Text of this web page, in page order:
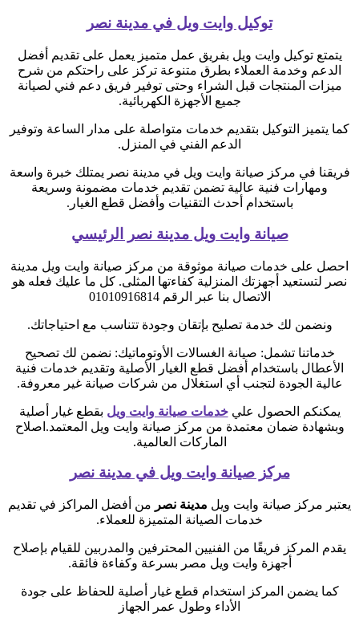
توكيل وايت ويل في مدينة نصر
يتمتع توكيل وايت ويل بفريق عمل متميز يعمل على تقديم أفضل
الدعم وخدمة العملاء بطرق متنوعة تركز على راحتكم من شرح
ميزات المنتجات قبل الشراء وحتى توفير فريق دعم فني لصيانة
جميع الأجهزة الكهربائية.
كما يتميز التوكيل بتقديم خدمات متواصلة على مدار الساعة وتوفير
الدعم الفني في المنزل.
فريقنا في مركز صيانة وايت ويل في مدينة نصر يمتلك خبرة واسعة
ومهارات فنية عالية تضمن تقديم خدمات مضمونة وسريعة
باستخدام أحدث التقنيات وأفضل قطع الغيار.
صيانة وايت ويل مدينة نصر الرئيسي
احصل على خدمات صيانة موثوقة من مركز صيانة وايت ويل مدينة
نصر لتستعيد أجهزتك المنزلية كفاءتها المثلى. كل ما عليك فعله هو
الاتصال بنا عبر الرقم 01010916814
ونضمن لك خدمة تصليح بإتقان وجودة تتناسب مع احتياجاتك.
خدماتنا تشمل: صيانة الغسالات الأوتوماتيك: نضمن لك تصحيح
الأعطال باستخدام أفضل قطع الغيار الأصلية وتقديم خدمات فنية
عالية الجودة لتجنب أي استغلال من شركات صيانة غير معروفة.
يمكنكم الحصول عليخدمات صيانة وايت ويل بقطع غيار أصلية
وبشهادة ضمان معتمدة من مركز صيانة وايت ويل المعتمد.اصلاح
الماركات العالمية.
مركز صيانة وايت ويل في مدينة نصر
يعتبر مركز صيانة وايت ويل مدينة نصر من أفضل المراكز في تقديم
خدمات الصيانة المتميزة للعملاء.
يقدم المركز فريقًا من الفنيين المحترفين والمدربين للقيام بإصلاح
أجهزة وايت ويل مصر بسرعة وكفاءة فائقة.
كما يضمن المركز استخدام قطع غيار أصلية للحفاظ على جودة
الأداء وطول عمر الجهاز